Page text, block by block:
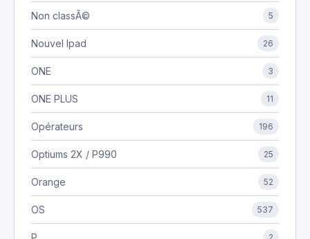
Non classÃ© 5
Nouvel Ipad 26
ONE 3
ONE PLUS 11
Opérateurs 196
Optiums 2X / P990 25
Orange 52
OS 537